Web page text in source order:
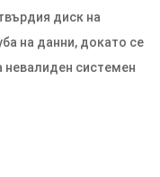
диск на
на данни, докато се
невалиден системен